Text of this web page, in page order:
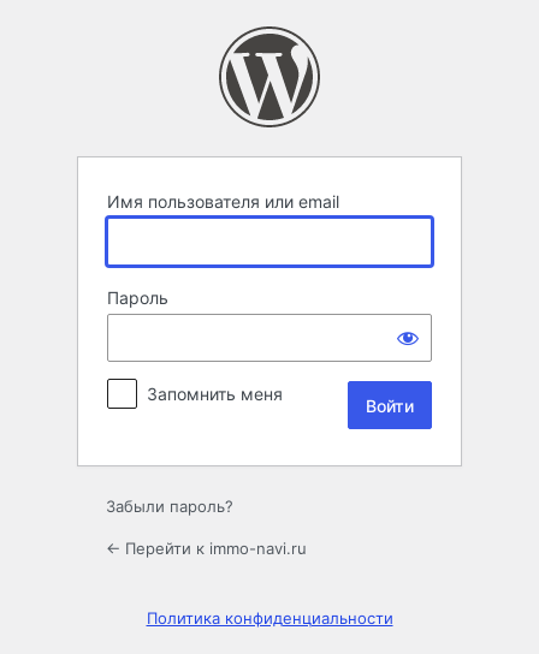
Имя пользователя или email
Пароль
Запомнить меня
Забыли пароль?
← Перейти к immo-navi.ru
Политика конфиденциальности